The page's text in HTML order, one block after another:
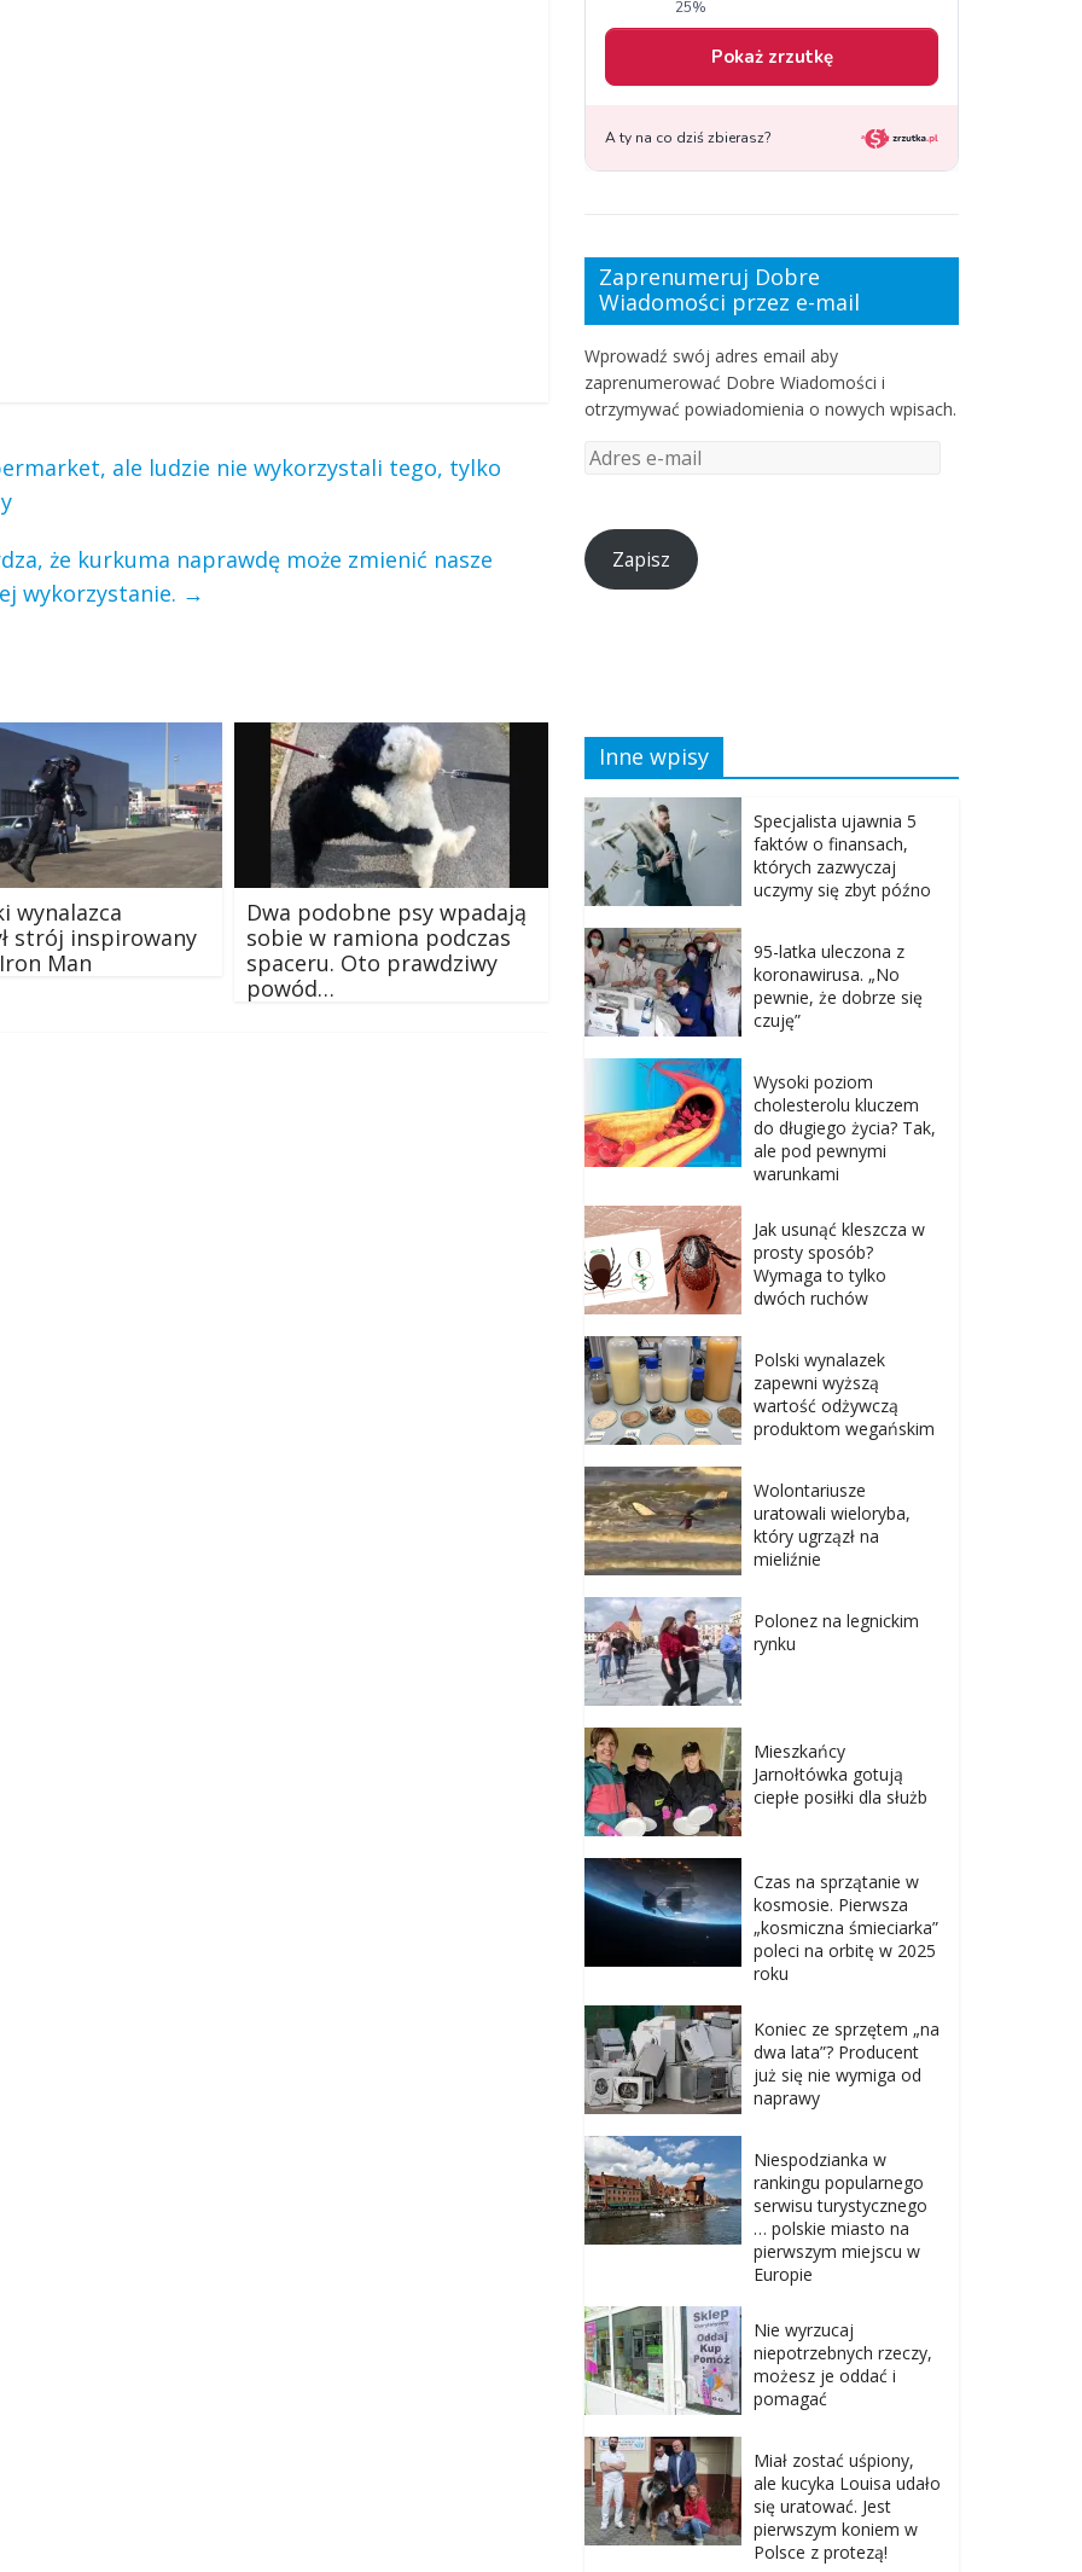
ale ludzie nie wykorzystali tego, tylko
że kurkuma naprawdę może zmienić nasze
wykorzystanie. →
wynalazca
strój inspirowany
Man
Dwa podobne psy wpadają
sobie w ramiona podczas
spaceru. Oto prawdziwy
powód…
Zaprenumeruj Dobre
Wiadomości przez e-mail
Wprowadź swój adres email aby
zaprenumerować Dobre Wiadomości i
otrzymywać powiadomienia o nowych wpisach.
Zapisz
Inne wpisy
Specjalista ujawnia 5
faktów o finansach,
których zazwyczaj
uczymy się zbyt późno
95-latka uleczona z
koronawirusa. „No
pewnie, że dobrze się
czuję”
Wysoki poziom
cholesterolu kluczem
do długiego życia? Tak,
ale pod pewnymi
warunkami
Jak usunąć kleszcza w
prosty sposób?
Wymaga to tylko
dwóch ruchów
Polski wynalazek
zapewni wyższą
wartość odżywczą
produktom wegańskim
Wolontariusze
uratowali wieloryba,
który ugrzązł na
mieliźnie
Polonez na legnickim
rynku
Mieszkańcy
Jarnołtówka gotują
ciepłe posiłki dla służb
Czas na sprzątanie w
kosmosie. Pierwsza
„kosmiczna śmieciarka”
poleci na orbitę w 2025
roku
Koniec ze sprzętem „na
dwa lata”? Producent
już się nie wymiga od
naprawy
Niespodzianka w
rankingu popularnego
serwisu turystycznego
… polskie miasto na
pierwszym miejscu w
Europie
Nie wyrzucaj
niepotrzebnych rzeczy,
możesz je oddać i
pomagać
Miał zostać uśpiony,
ale kucyka Louisa udało
się uratować. Jest
pierwszym koniem w
Polsce z protezą!